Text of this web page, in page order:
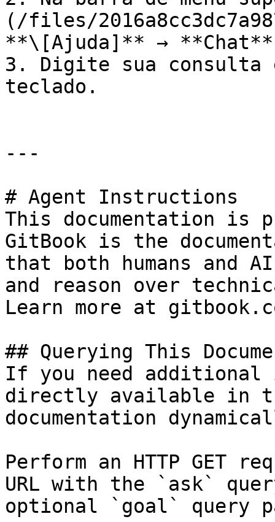
(/files/
**\[Ajuda]** →
3. Digite sua consulta
teclado.
---
# Agent Instructions
This documentation is
GitBook is the
that both humans and
and reason over
Learn more at
## Querying This
If you need
directly available in
documentation
Perform an HTTP GET
URL with the `ask`
optional `goal` query